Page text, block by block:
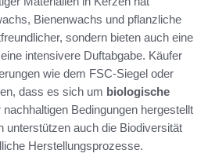
Bienenwachs und pflanzliche
sondern bieten auch eine
intensivere Duftabgabe. Käufer
wie dem FSC-Siegel oder
dass es sich um biologische
nachhaltigen Bedingungen hergestellt
unterstützen auch die Biodiversität
Herstellungsprozesse.